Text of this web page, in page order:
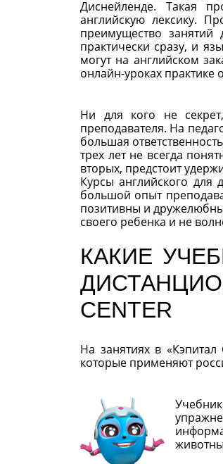
Диснейленде. Такая
английскую лексику.
преимущество
практически сразу, и
могут на английском
онлайн-уроках
Ни для кого не
преподавателя. На
большая
трех лет не всегда
вторых, предстоит
Курсы английского
большой опыт
позитивны и
своего ребенка и не
КАКИЕ
CENTER
На занятиях в
которые применяют